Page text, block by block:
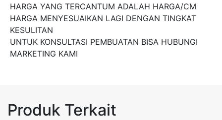
HARGA YANG TERCANTUM ADALAH HARGA/CM
HARGA MENYESUAIKAN LAGI DENGAN TINGKAT
KESULITAN
UNTUK KONSULTASI PEMBUATAN BISA HUBUNGI
MARKETING KAMI
Produk Terkait